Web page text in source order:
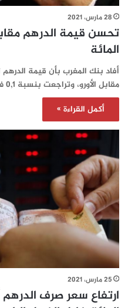
28 مارس، 2021
المائة
مقابل الأورو، وتراجعت بنسبة 0,1 في المائة مقابل الدولار…
أكمل القراءة »
25 مارس، 2021